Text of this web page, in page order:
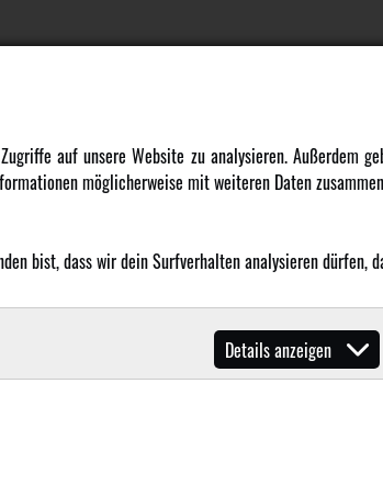
INFORMATIONEN
Karriere
Amewi Kataloge
auf unsere Website zu analysieren. Außerdem
möglicherweise mit weiteren Daten
bist, dass wir dein Surfverhalten analysieren dürfen,
Details anzeigen